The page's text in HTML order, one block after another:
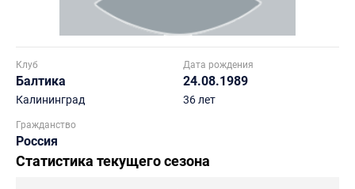
Клуб
Балтика
Калининград
Дата рождения
24.08.1989
36 лет
Гражданство
Россия
Статистика текущего сезона